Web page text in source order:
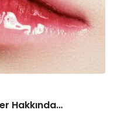
Hakkında…